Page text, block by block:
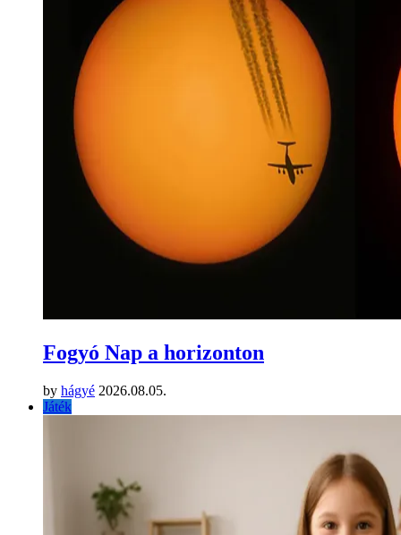
Fogyó Nap a horizonton
by hágyé 2026.08.05.
Játék